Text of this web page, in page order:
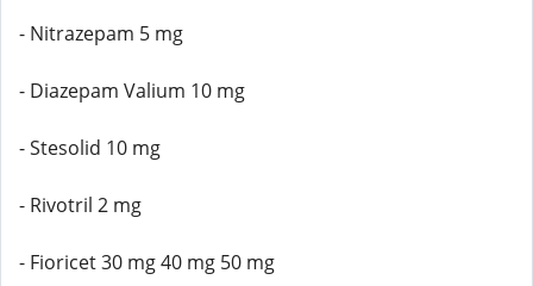
- Nitrazepam 5 mg
- Diazepam Valium 10 mg
- Stesolid 10 mg
- Rivotril 2 mg
- Fioricet 30 mg 40 mg 50 mg